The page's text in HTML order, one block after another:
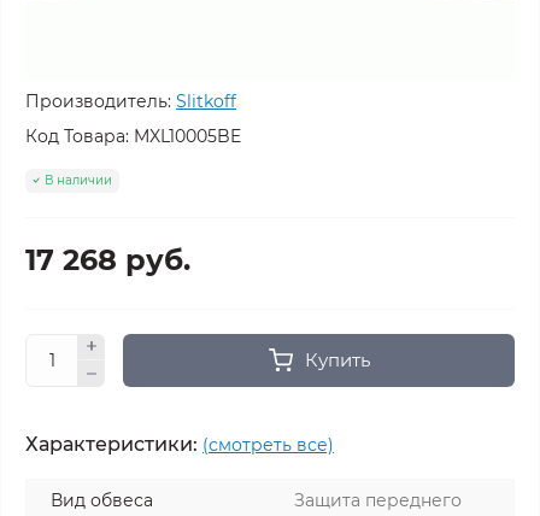
Производитель: Slitkoff
Код Товара: MXL10005BE
В наличии
17 268 руб.
Купить
Характеристики: (смотреть все)
Вид обвеса
Защита переднего